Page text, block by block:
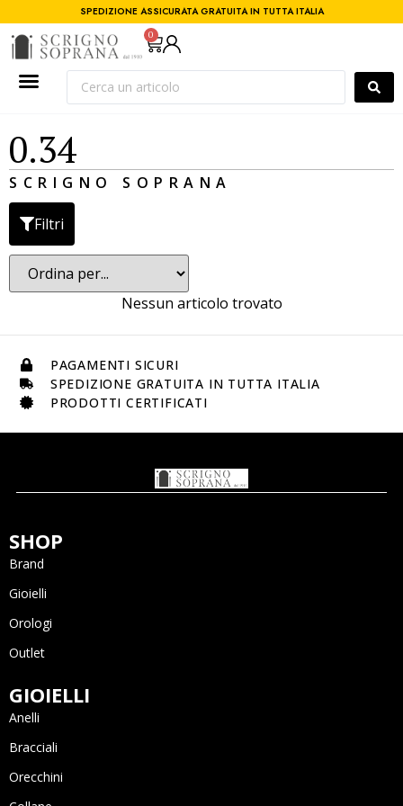
SPEDIZIONE ASSICURATA GRATUITA IN TUTTA ITALIA
0
0.34
SCRIGNO SOPRANA
Filtri
Nessun articolo trovato
PAGAMENTI SICURI
SPEDIZIONE GRATUITA IN TUTTA ITALIA
PRODOTTI CERTIFICATI
SHOP
Brand
Gioielli
Orologi
Outlet
GIOIELLI
Anelli
Bracciali
Orecchini